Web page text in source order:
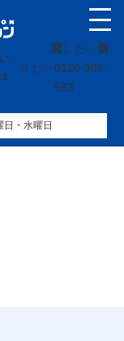
貸し たい 借
り たい 0120-302-
563
⽇・水曜⽇
県名取市愛島台二